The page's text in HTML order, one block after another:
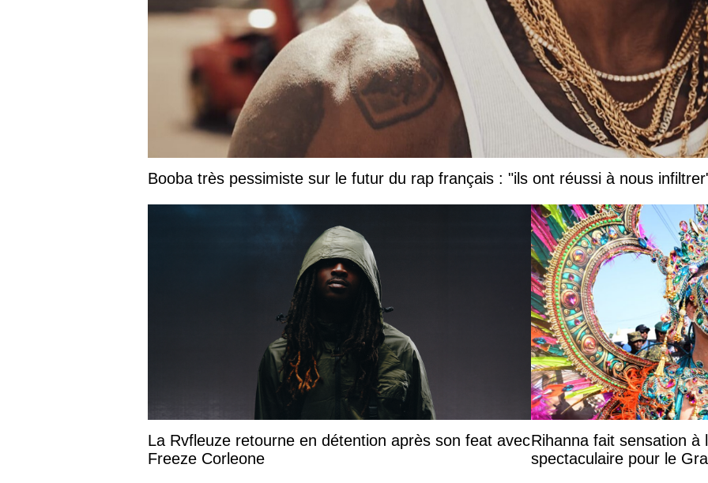
Booba très pessimiste sur le futur du rap français : "ils ont réussi à nous
La Rvfleuze retourne en détention après son feat avec
Freeze Corleone
Rihanna fait sensation à
spectaculaire pour le